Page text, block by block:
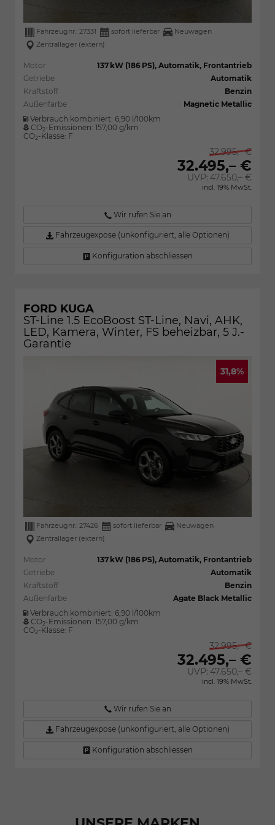
Fahrzeugnr.: 27331 sofort lieferbar
Neuwagen
Zentrallager (extern)
Motor
137 kW (186 PS), Automatik, Frontantrieb
Getriebe
Automatik
Kraftstoff
Benzin
Außenfarbe
Magnetic Metallic
Verbrauch kombiniert: 6,90 l/100km
CO2-Emissionen: 157,00 g/km
CO2-Klasse: F
32.995,– €
32.495,– €
UVP: 47.650,– €
incl. 19% MwSt.
Wir rufen Sie an
Fahrzeugexpose (unkonfiguriert, alle Optionen)
Konfiguration abschliessen
FORD KUGA
ST-Line 1.5 EcoBoost ST-Line, Navi, AHK,
LED, Kamera, Winter, FS beheizbar, 5 J.-
Garantie
31,8%
Fahrzeugnr.: 27426 sofort lieferbar
Neuwagen
Zentrallager (extern)
Motor
137 kW (186 PS), Automatik, Frontantrieb
Getriebe
Automatik
Kraftstoff
Benzin
Außenfarbe
Agate Black Metallic
Verbrauch kombiniert: 6,90 l/100km
CO2-Emissionen: 157,00 g/km
CO2-Klasse: F
32.995,– €
32.495,– €
UVP: 47.650,– €
incl. 19% MwSt.
Wir rufen Sie an
Fahrzeugexpose (unkonfiguriert, alle Optionen)
Konfiguration abschliessen